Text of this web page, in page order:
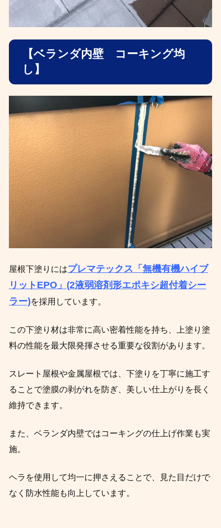
【ベランダ内壁 コーキング均
し】
屋根下塗りにはプレマテックス「無機有機ハイブ
リットEPO」(2液弱溶剤形エポキシ超付着シー
ラー)を採用しています。
この下塗り材は非常に高い密着性能を持ち、上塗り塗
料の性能を最大限発揮させる重要な役割があります。
スレート屋根や金属屋根では、下塗りを丁寧に施工す
ることで塗膜の剥がれを防ぎ、美しい仕上がりを長く
維持できます。
また、ベランダ内壁ではコーキングの仕上げ作業も実
施。
ヘラを使用して均一に押さえることで、見た目だけで
なく防水性能も向上しています。